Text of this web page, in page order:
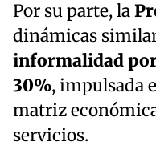
Por su parte, la
dinámicas
informalidad
30%, impulsada
matriz
servicios.